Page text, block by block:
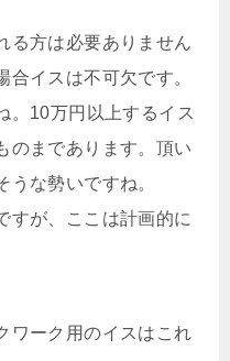
る方は必要ありません
イスは不可欠です。
。10万円以上するイス
のまであります。頂い
な勢いですね。
すが、ここは計画的に
ワーク用のイスはこれ